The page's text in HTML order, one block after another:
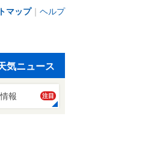
マップ｜ ヘルプ
気ニュース
報 注目